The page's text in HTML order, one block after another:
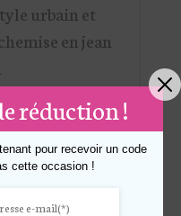
urbain et
en jean
garde-robe.
confère une
ses quatre
confort et
réduction !
pour recevoir un code
cette occasion !